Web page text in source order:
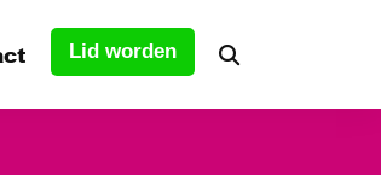
Lid worden